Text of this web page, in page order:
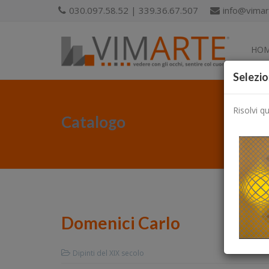
030.097.58.52 | 339.36.67.507
Catalogo
Domenici Carlo
Dipinti del XIX secolo
Risolvi